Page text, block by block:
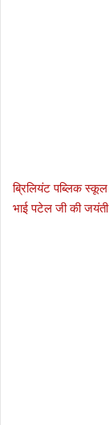
ब्रिलियंट पब्लिक स्कूल
भाई पटेल जी की